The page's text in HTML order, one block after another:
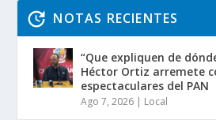
NOTAS RECIENTES
“Que expliquen de
Héctor Ortiz arremete
espectaculares del PAN
Ago 7, 2026 | Local